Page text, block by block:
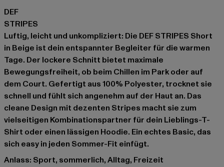
DEF
STRIPES
Luftig, leicht und unkompliziert: Die DEF STRIPES Short
in Beige ist dein entspannter Begleiter für die warmen
Tage. Der lockere Schnitt bietet maximale
Bewegungsfreiheit, ob beim Chillen im Park oder auf
dem Court. Gefertigt aus 100% Polyester, trocknet sie
schnell und fühlt sich angenehm auf der Haut an. Das
cleane Design mit dezenten Stripes macht sie zum
vielseitigen Kombinationspartner für dein Lieblings-T-
Shirt oder einen lässigen Hoodie. Ein echtes Basic, das
sich easy in jeden Sommer-Fit einfügt.
Anlass: Sport, sommerlich, Alltag, Freizeit